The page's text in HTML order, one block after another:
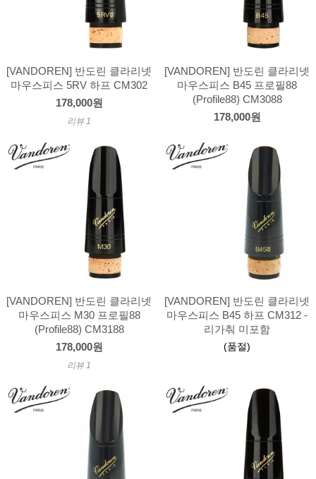
[VANDOREN] 반도린 클라리넷
마우스피스 5RV 하프 CM302
178,000원
리뷰 1
[VANDOREN] 반도린 클라리넷
마우스피스 B45 프로필88
(Profile88) CM3088
178,000원
[VANDOREN] 반도린 클라리넷
마우스피스 M30 프로필88
(Profile88) CM3188
178,000원
리뷰 1
[VANDOREN] 반도린 클라리넷
마우스피스 B45 하프 CM312 -
리가춰 미포함
(품절)